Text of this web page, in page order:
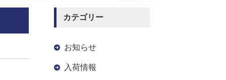
カテゴリー
お知らせ
入荷情報